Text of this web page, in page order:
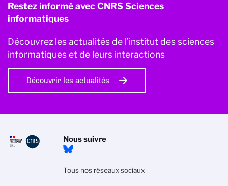
Restez informé avec CNRS Sciences
informatiques
Découvrez les actualités de l’institut des sciences
informatiques et de leurs interactions
Découvrir les actualités
Nous suivre
Tous nos réseaux sociaux